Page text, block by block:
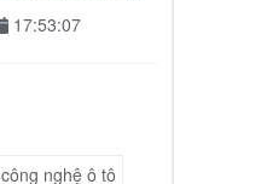
17:53:07
công nghệ ô tô